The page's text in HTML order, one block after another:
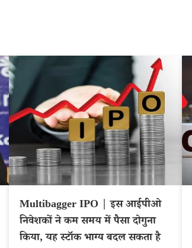
Multibagger IPO | इस आईपीओ
निवेशकों ने कम समय में पैसा दोगुना
किया, यह स्टॉक भाग्य बदल सकता है